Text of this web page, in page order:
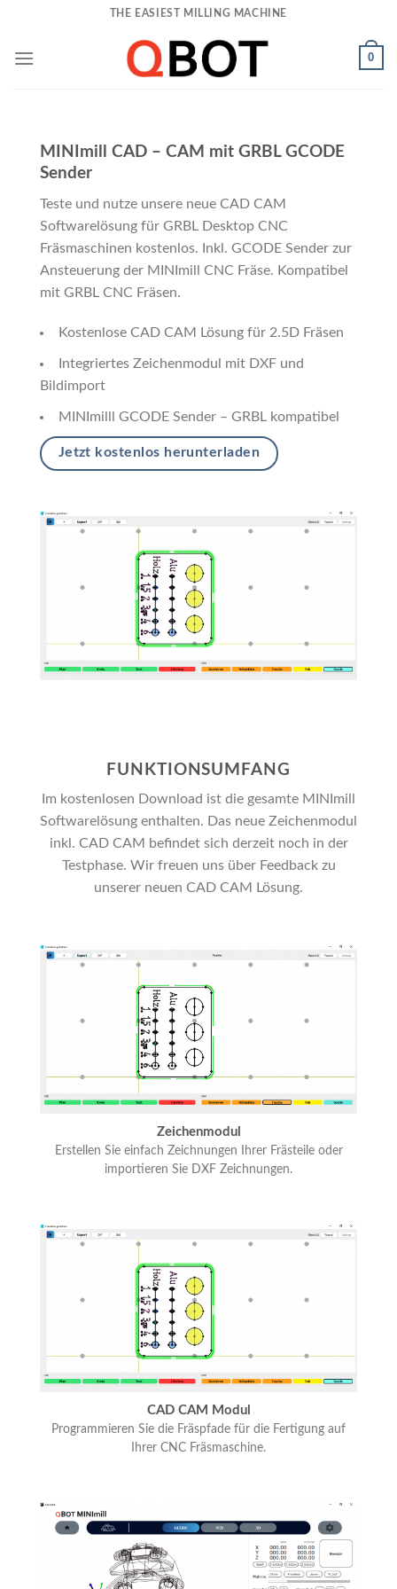
content
THE EASIEST MILLING MACHINE
0
MINImill CAD – CAM mit GRBL GCODE
Sender
Teste und nutze unsere neue CAD CAM
Softwarelösung für GRBL Desktop CNC
Fräsmaschinen kostenlos. Inkl. GCODE Sender zur
Ansteuerung der MINImill CNC Fräse. Kompatibel
mit GRBL CNC Fräsen.
Kostenlose CAD CAM Lösung für 2.5D Fräsen
Integriertes Zeichenmodul mit DXF und
Bildimport
MINImilll GCODE Sender – GRBL kompatibel
Jetzt kostenlos herunterladen
FUNKTIONSUMFANG
Im kostenlosen Download ist die gesamte MINImill
Softwarelösung enthalten. Das neue Zeichenmodul
inkl. CAD CAM befindet sich derzeit noch in der
Testphase. Wir freuen uns über Feedback zu
unserer neuen CAD CAM Lösung.
Zeichenmodul
Erstellen Sie einfach Zeichnungen Ihrer Frästeile oder
importieren Sie DXF Zeichnungen.
CAD CAM Modul
Programmieren Sie die Fräspfade für die Fertigung auf
Ihrer CNC Fräsmaschine.